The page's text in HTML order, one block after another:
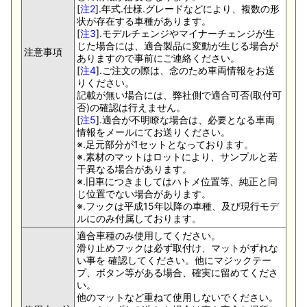
注意事項
[注2].年式.仕様.グレードなどにより、複数の形
状が存在する車種があります。
[注3].モデルチェンジやマイナーチェンジが生
じた場合には、適合製品に変動が生じる場合が
ありますので事前にご連絡ください。
[注4].ご注文の際は、念のため車両情報をお送
りください。
記載が無い場合には、弊社側で適合可否(取付可
否)の確認は行えません。
[注5].適合が不明瞭な場合は、必要となる車両
情報をメールにてお送りください。
※.足元部分が1セットとなっております。
※.素材のマットはロットにより、サンプルと若
干異なる場合があります。
※.旧車につきましてはハトメ位置等、純正と同
じ位置でない場合があります。
※.フックは平成15年以降の車種、及び現行モデ
ルにのみ付属しております。
適合車種のみ使用してください。
滑り止めフックは必ず取付け、マットがずれな
い事を 確認してください。他にマジックテー
プ、ボタン等がある場合、確実に留めてくださ
い。
他のマットなど重ねて使用しないでください。